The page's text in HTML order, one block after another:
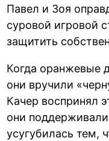
Павел и Зоя
суровой игровой
защитить
Когда оранжевые
они вручили
Качер воспринял
они
усугубилась тем,